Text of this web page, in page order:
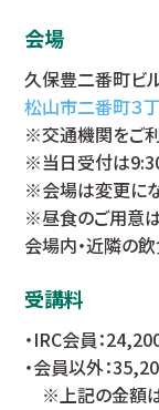
会場
久保豊二番町ビ
松山市二番町３
※交通機関をご利
※当日受付は9:30
※会場は変更に
※昼食のご用意は
会場内・近隣の
受講料
・IRC会員：
・会員以外：
※上記の金額は